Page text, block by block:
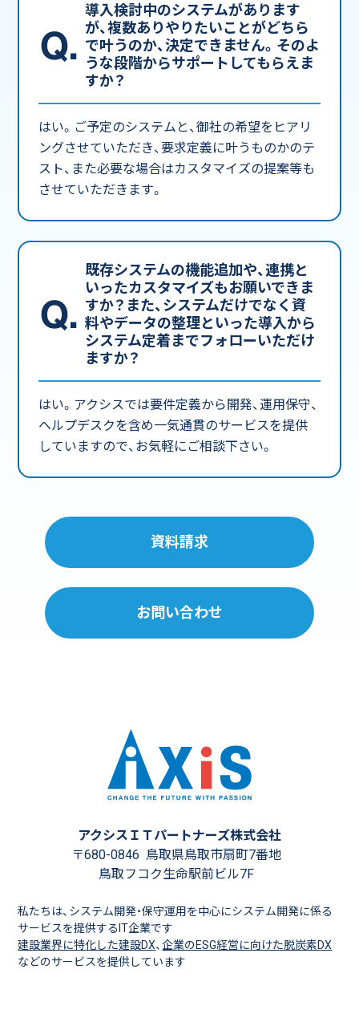
導入検討中のシステムがあります
が、複数ありやりたいことがどちら
で叶うのか、決定できません。そのよ
うな段階からサポートしてもらえま
すか？
はい。ご予定のシステムと、御社の希望をヒアリ
ングさせていただき、要求定義に叶うものかのテ
スト、また必要な場合はカスタマイズの提案等も
させていただきます。
既存システムの機能追加や、連携と
いったカスタマイズもお願いできま
すか？また、システムだけでなく資
料やデータの整理といった導入から
システム定着までフォローいただけ
ますか？
はい。アクシスでは要件定義から開発、運用保守、
ヘルプデスクを含め一気通貫のサービスを提供
していますので、お気軽にご相談下さい。
資料請求
お問い合わせ
アクシスＩＴパートナーズ株式会社
〒680-0846 鳥取県鳥取市扇町7番地
鳥取フコク生命駅前ビル7F
私たちは、システム開発・保守運用を中心にシステム開発に係る
サービスを提供するIT企業です
建設業界に特化した建設DX、企業のESG経営に向けた脱炭素DX
などのサービスを提供しています